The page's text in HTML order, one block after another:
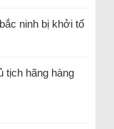
ninh bị khởi tố
tịch hãng hàng